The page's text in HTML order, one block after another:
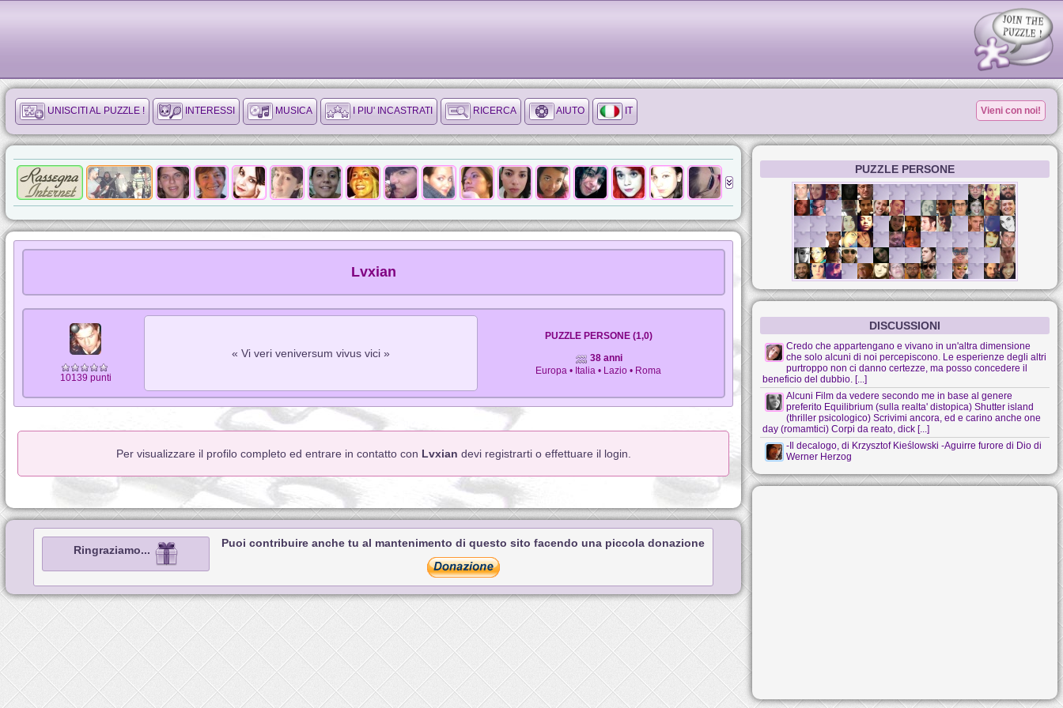
UNISCITI AL PUZZLE ! INTERESSI MUSICA I PIU' INCASTRATI RICERCA AIUTO IT Vieni con noi!
Lvxian
10139 punti
« Vi veri veniversum vivus vici »
PUZZLE PERSONE (1,0)
38 anni
Europa • Italia • Lazio • Roma
Per visualizzare il profilo completo ed entrare in contatto con Lvxian devi registrarti o effettuare il login.
Ringraziamo...
Puoi contribuire anche tu al mantenimento di questo sito facendo una piccola donazione
PUZZLE PERSONE
DISCUSSIONI
Credo che appartengano e vivano in un'altra dimensione
che solo alcuni di noi percepiscono. Le esperienze degli altri
purtroppo non ci danno certezze, ma posso concedere il
beneficio del dubbio. [...]
Alcuni Film da vedere secondo me in base al genere
preferito Equilibrium (sulla realta' distopica) Shutter island
(thriller psicologico) Scrivimi ancora, ed e carino anche one
day (romamtici) Corpi da reato, dick [...]
-Il decalogo, di Krzysztof Kieślowski -Aguirre furore di Dio di
Werner Herzog